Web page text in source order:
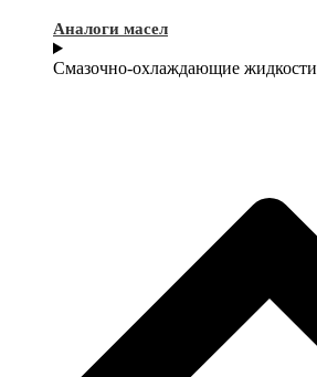
Аналоги масел
Смазочно-охлаждающие жидкости